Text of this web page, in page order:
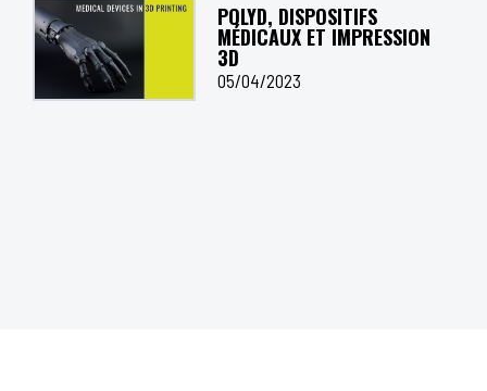
POLYD, DISPOSITIFS
MÉDICAUX ET IMPRESSION
3D
05/04/2023